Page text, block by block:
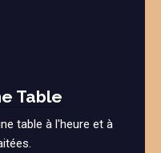
Table
table à l'heure et à